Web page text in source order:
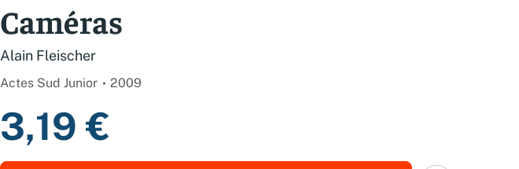
Caméras
Alain Fleischer
Actes Sud Junior 2009
3,19 €